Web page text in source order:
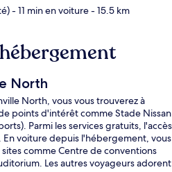
- 11 min en voiture- 15.5 km
North
North, vous vous trouverez à
points d'intérêt comme Stade Nissan
Parmi les services gratuits, l'accès
En voiture depuis l'hébergement, vous
comme Centre de conventions
Les autres voyageurs adorent